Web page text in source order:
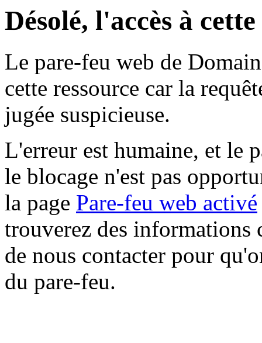
Désolé, l'accès à
Le pare-feu web de
cette ressource car la
jugée suspicieuse.
L'erreur est humaine, et le
le blocage n'est pas
la page Pare-feu web activé
trouverez des informations
de nous contacter pour
du pare-feu.